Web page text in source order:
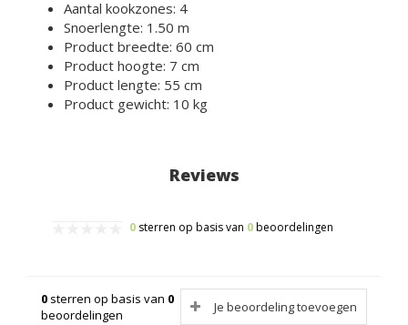
Aantal kookzones: 4
Snoerlengte: 1.50 m
Product breedte: 60 cm
Product hoogte: 7 cm
Product lengte: 55 cm
Product gewicht: 10 kg
Reviews
0 sterren op basis van 0beoordelingen
0 sterren op basis van 0
beoordelingen
Je beoordeling toevoegen